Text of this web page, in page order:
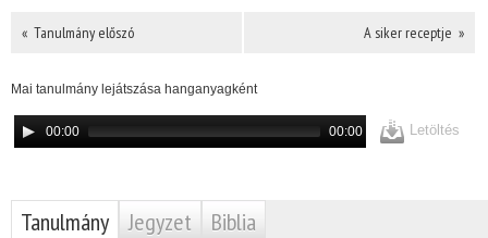
« Tanulmány előszó A siker receptje »
Mai tanulmány lejátszása hanganyagként
00:00 00:00 Letöltés
Tanulmány Jegyzet Biblia